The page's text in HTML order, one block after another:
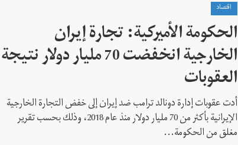
اقتصاد
الحكومة الأميركية: تجارة إيران
الخارجية انخفضت 70 مليار دولار نتيجة
العقوبات
أدت عقوبات إدارة دونالد ترامب ضد إيران إلى خفض التجارة الخارجية
الإيرانية بأكثر من 70 مليار دولار منذ عام 2018، وذلك بحسب تقرير
مغلق من الحكومة...